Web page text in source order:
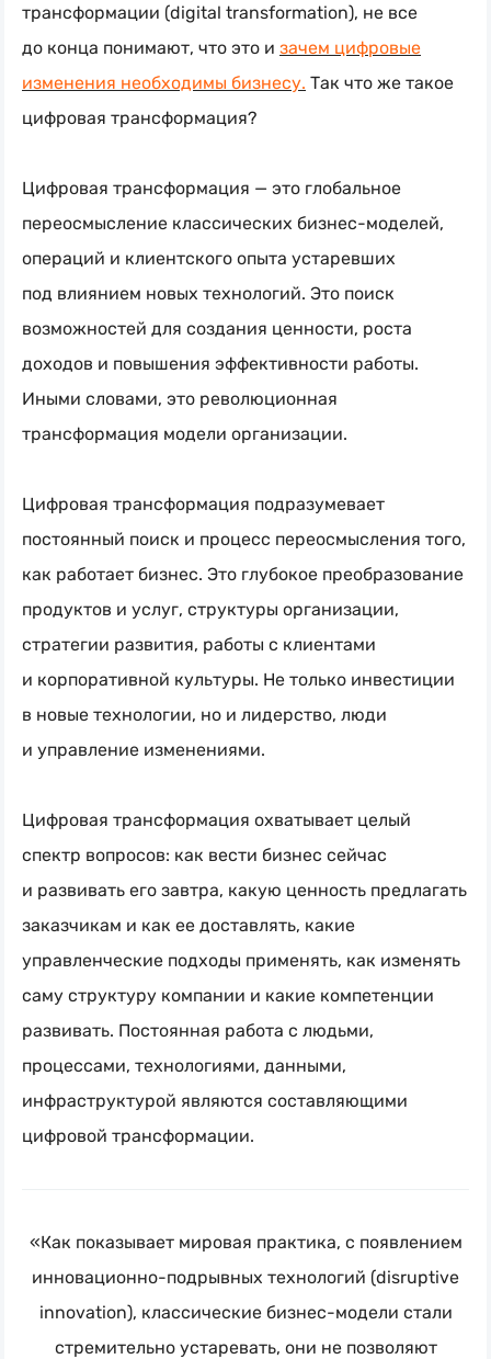
трансформации (digital transformation), не все
до конца понимают, что это и зачем цифровые
изменения необходимы бизнесу. Так что же такое
цифровая трансформация?
Цифровая трансформация — это глобальное
переосмысление классических бизнес-моделей,
операций и клиентского опыта устаревших
под влиянием новых технологий. Это поиск
возможностей для создания ценности, роста
доходов и повышения эффективности работы.
Иными словами, это революционная
трансформация модели организации.
Цифровая трансформация подразумевает
постоянный поиск и процесс переосмысления того,
как работает бизнес. Это глубокое преобразование
продуктов и услуг, структуры организации,
стратегии развития, работы с клиентами
и корпоративной культуры. Не только инвестиции
в новые технологии, но и лидерство, люди
и управление изменениями.
Цифровая трансформация охватывает целый
спектр вопросов: как вести бизнес сейчас
и развивать его завтра, какую ценность предлагать
заказчикам и как ее доставлять, какие
управленческие подходы применять, как изменять
саму структуру компании и какие компетенции
развивать. Постоянная работа с людьми,
процессами, технологиями, данными,
инфраструктурой являются составляющими
цифровой трансформации.
«Как показывает мировая практика, с появлением
инновационно-подрывных технологий (disruptive
innovation), классические бизнес-модели стали
стремительно устаревать, они не позволяют